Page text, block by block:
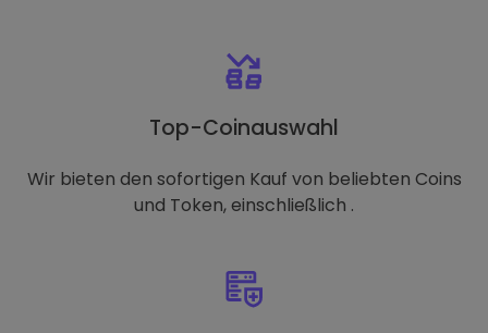
Top-Coinauswahl
Wir bieten den sofortigen Kauf von beliebten Coins
und Token, einschließlich .